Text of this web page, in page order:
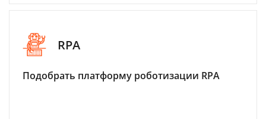
RPA
Подобрать платформу роботизации RPA